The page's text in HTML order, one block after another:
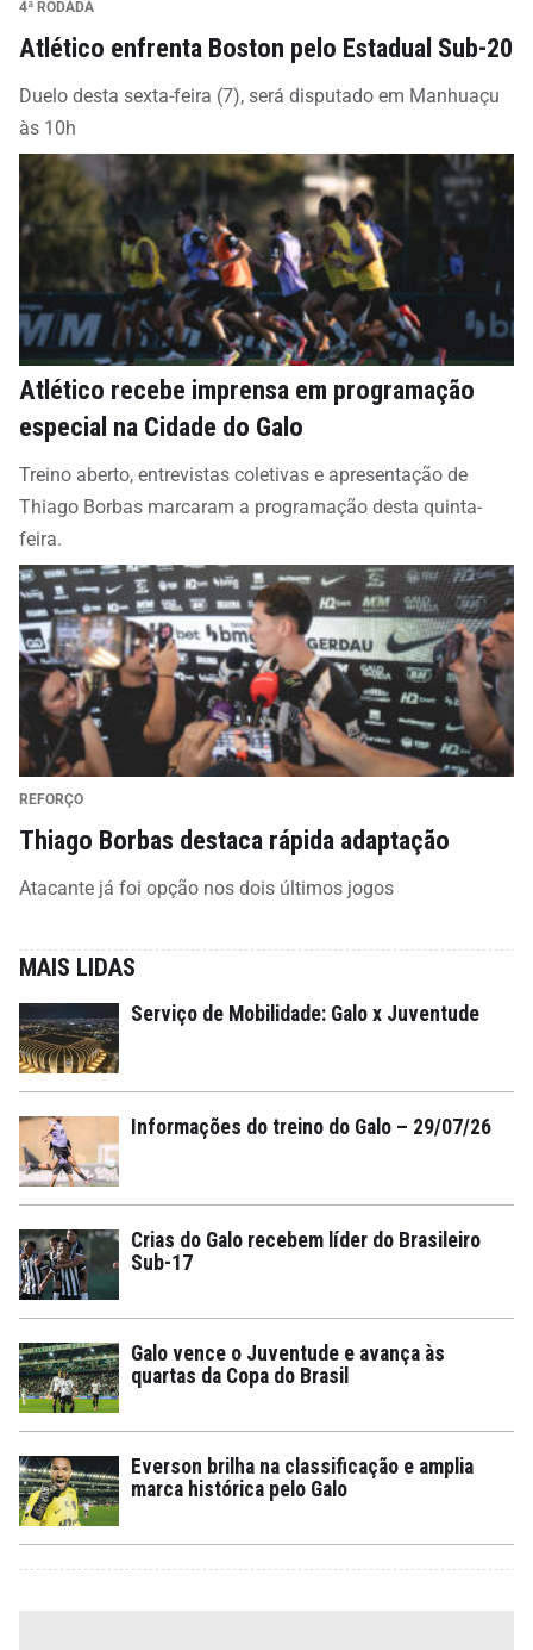
4ª RODADA
Atlético enfrenta Boston pelo Estadual Sub-20
Duelo desta sexta-feira (7), será disputado em Manhuaçu
às 10h
Atlético recebe imprensa em programação
especial na Cidade do Galo
Treino aberto, entrevistas coletivas e apresentação de
Thiago Borbas marcaram a programação desta quinta-
feira.
REFORÇO
Thiago Borbas destaca rápida adaptação
Atacante já foi opção nos dois últimos jogos
MAIS LIDAS
Serviço de Mobilidade: Galo x Juventude
Informações do treino do Galo – 29/07/26
Crias do Galo recebem líder do Brasileiro
Sub-17
Galo vence o Juventude e avança às
quartas da Copa do Brasil
Everson brilha na classificação e amplia
marca histórica pelo Galo